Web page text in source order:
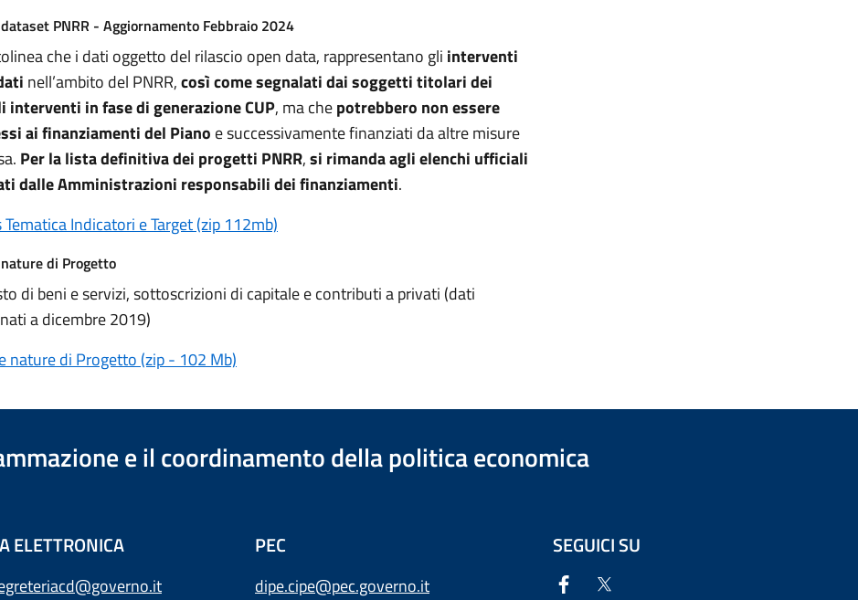
PNRR - Aggiornamento Febbraio 2024
che i dati oggetto del rilascio open data, rappresentano gli interventi
nell’ambito del PNRR,così come segnalati dai soggetti titolari dei
interventi in fase di generazione CUP, ma chepotrebbero non essere
ai finanziamenti del Piano e successivamente finanziati da altre misure
Per la lista definitiva dei progetti PNRR,si rimanda agli elenchi ufficiali
dalle Amministrazioni responsabili dei finanziamenti.
Tematica Indicatori e Target (zip 112mb)
di Progetto
di beni e servizi, sottoscrizioni di capitale e contributi a privati (dati
a dicembre 2019)
nature di Progetto (zip - 102 Mb)
e il coordinamento della politica economica
ELETTRONICA PEC
dipe.cipe@pec.governo.it
SEGUICI SU